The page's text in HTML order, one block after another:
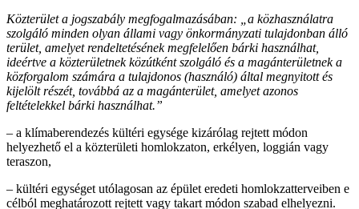
Közterület a jogszabály megfogalmazásában: „a közhasználatra
szolgáló minden olyan állami vagy önkormányzati tulajdonban álló
terület, amelyet rendeltetésének megfelelően bárki használhat,
ideértve a közterületnek közútként szolgáló és a magánterületnek a
közforgalom számára a tulajdonos (használó) által megnyitott és
kijelölt részét, továbbá az a magánterület, amelyet azonos
feltételekkel bárki használhat.”
‒ a klímaberendezés kültéri egysége kizárólag rejtett módon
helyezhető el a közterületi homlokzaton, erkélyen, loggián vagy
teraszon,
‒ kültéri egységet utólagosan az épület eredeti homlokzatterveiben e
célból meghatározott rejtett vagy takart módon szabad elhelyezni.